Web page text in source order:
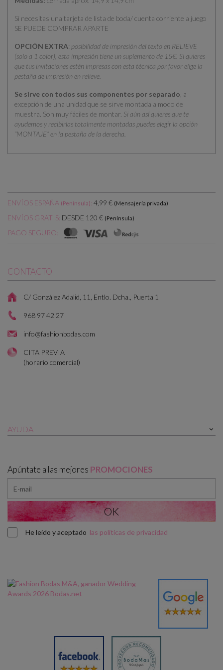
Si necesitas una tarjeta de lista de boda/ cuenta corriente a juego
SE PUEDE COMPRAR APARTE
OPCIÓN EXTRA: posibilidad de impresión del texto en RELIEVE
(solo a 1 color), esta impresión tiene un suplemento de 15€. Si quieres
que tus invitaciones estén impresas con esta técnica por favor elige la
pestaña de impresión en relieve.
Se sirve con todos sus componentes por separado , a
excepción de una unidad que se sirve montada a modo de
muestra. Son muy fáciles de montar. Si aún así quieres que te
ayudemos y recibirlas totalmente montadas puedes elegir la opción
“MONTAJE” en la pestaña de la derecha.
ENVÍOS ESPAÑA (Península): 4,99 € (Mensajería privada)
ENVÍOS GRATIS: DESDE 120 € (Península)
PAGO SEGURO:
CONTACTO
C/ González Adalid, 11, Entlo. Dcha., Puerta 1
968 97 42 27
info@fashionbodas.com
CITA PREVIA
(horario comercial)
AYUDA 
Apúntate a las mejores PROMOCIONES
He leído y aceptado las políticas de privacidad